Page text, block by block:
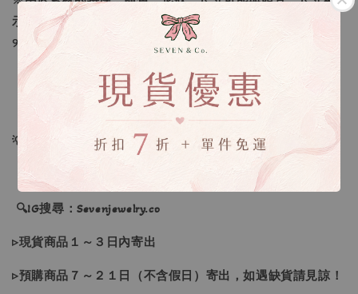
示略有不同。
୨୧----*----*----*----*----*----*----*----*----୨୧
【款式】：棕色、黑色
【尺寸】：22.5-25
💡訂單依照下單順序為主唷！
🔍IG搜尋：Sevenjewelry.co
▹現貨商品１～３日內寄出
▹預購商品７～２１日（不含假日）寄出，如遇缺貨請見諒！